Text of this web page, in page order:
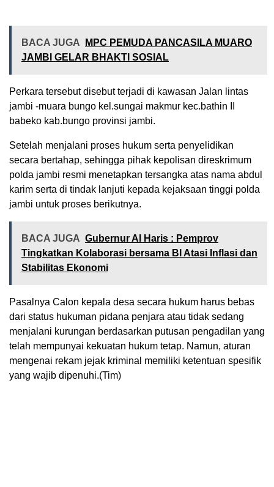
BACA JUGA
MPC PEMUDA PANCASILA MUARO
JAMBI GELAR BHAKTI SOSIAL
Perkara tersebut disebut terjadi di kawasan Jalan lintas
jambi -muara bungo kel.sungai makmur kec.bathin II
babeko kab.bungo provinsi jambi.
Setelah menjalani proses hukum serta penyelidikan
secara bertahap, sehingga pihak kepolisan direskrimum
polda jambi resmi menetapkan tersangka atas nama abdul
karim serta di tindak lanjuti kepada kejaksaan tinggi polda
jambi untuk proses berikutnya.
BACA JUGA Gubernur Al Haris : Pemprov
Tingkatkan Kolaborasi bersama BI Atasi Inflasi dan
Stabilitas Ekonomi
Pasalnya Calon kepala desa secara hukum harus bebas
dari status hukuman pidana penjara atau tidak sedang
menjalani kurungan berdasarkan putusan pengadilan yang
telah mempunyai kekuatan hukum tetap. Namun, aturan
mengenai rekam jejak kriminal memiliki ketentuan spesifik
yang wajib dipenuhi.(Tim)